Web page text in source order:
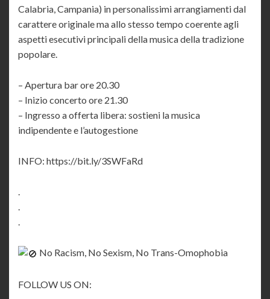
Calabria, Campania) in personalissimi arrangiamenti dal
carattere originale ma allo stesso tempo coerente agli
aspetti esecutivi principali della musica della tradizione
popolare.
– Apertura bar ore 20.30
– Inizio concerto ore 21.30
– Ingresso a offerta libera: sostieni la musica
indipendente e l’autogestione
INFO: https://bit.ly/3SWFaRd
.
.
.
No Racism, No Sexism, No Trans-Omophobia
FOLLOW US ON: